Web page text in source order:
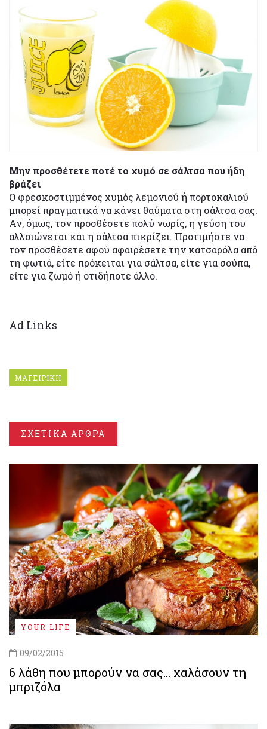
Μην προσθέτετε ποτέ το χυμό σε σάλτσα που ήδη
βράζει
Ο φρεσκοστιμμένος χυμός λεμονιού ή πορτοκαλιού
μπορεί πραγματικά να κάνει θαύματα στη σάλτσα σας.
Αν, όμως, τον προσθέσετε πολύ νωρίς, η γεύση του
αλλοιώνεται και η σάλτσα πικρίζει. Προτιμήστε να
τον προσθέσετε αφού αφαιρέσετε την κατσαρόλα από
τη φωτιά, είτε πρόκειται για σάλτσα, είτε για σούπα,
είτε για ζωμό ή οτιδήποτε άλλο.
Ad Links
ΜΑΓΕΙΡΙΚΗ
ΣΧΕΤΙΚΑ ΑΡΘΡΑ
YOUR LIFE
09/02/2015
6 λάθη που μπορούν να σας... χαλάσουν τη
μπριζόλα